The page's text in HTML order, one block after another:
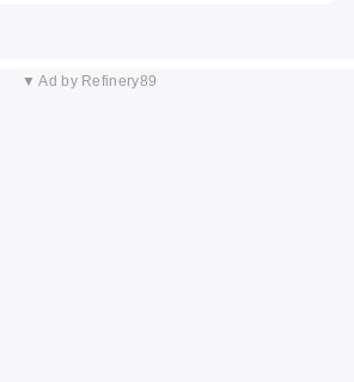
▼ Ad by Refinery89